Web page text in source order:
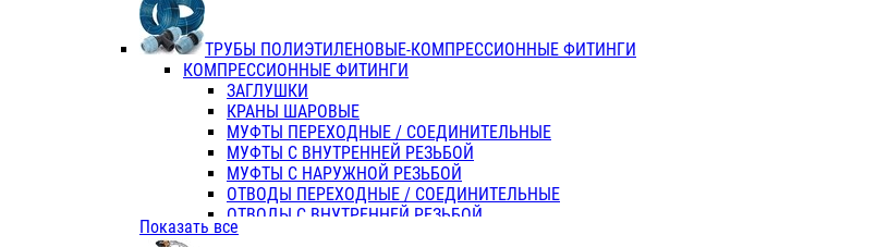
Отвертки
Хоз. инвентарь
ЭЛ. ИНСТРУМЕНТ OASIS
ТРУБЫ ПОЛИЭТИЛЕНОВЫЕ-КОМПРЕССИОННЫЕ ФИТИНГИ
КОМПРЕССИОННЫЕ ФИТИНГИ
ЗАГЛУШКИ
КРАНЫ ШАРОВЫЕ
МУФТЫ ПЕРЕХОДНЫЕ / СОЕДИНИТЕЛЬНЫЕ
МУФТЫ С ВНУТРЕННЕЙ РЕЗЬБОЙ
МУФТЫ С НАРУЖНОЙ РЕЗЬБОЙ
ОТВОДЫ ПЕРЕХОДНЫЕ / СОЕДИНИТЕЛЬНЫЕ
ОТВОДЫ С ВНУТРЕННЕЙ РЕЗЬБОЙ
ОТВОДЫ С НАРУЖНОЙ РЕЗЬБОЙ
Показать все